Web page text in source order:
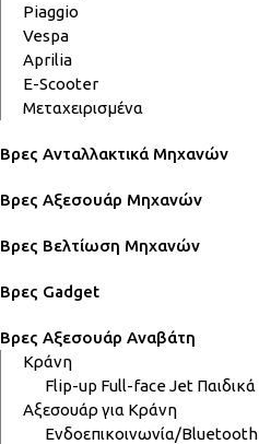
Piaggio
Vespa
Aprilia
E-Scooter
Μεταχειρισμένα
Βρες Ανταλλακτικά Μηχανών
Βρες Αξεσουάρ Μηχανών
Βρες Βελτίωση Μηχανών
Βρες Gadget
Βρες Αξεσουάρ Αναβάτη
Κράνη
Flip-up Full-faceJet Παιδικά
Αξεσουάρ για Κράνη
Ενδοεπικοινωνία/Bluetooth